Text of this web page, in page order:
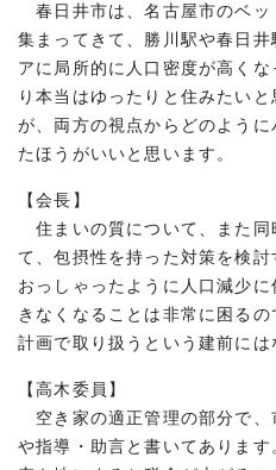
春日井市は、名古屋市のベッ
集まってきて、勝川駅や春日
アに局所的に人口密度が高く
り本当はゆったりと住みたい
が、両方の視点からどのよう
たほうがいいと思います。
【会長】
住まいの質について、また同
て、包摂性を持った対策を検討
おっしゃったように人口減少
きなくなることは非常に困る
計画で取り扱うという建前には
【高木委員】
空き家の適正管理の部分で、
や指導・助言と書いてありま